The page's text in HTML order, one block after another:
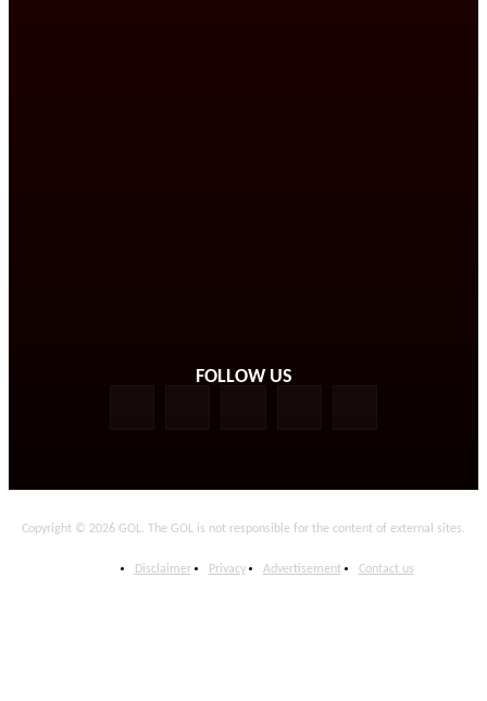
FOLLOW US
Copyright © 2026 GOL. The GOL is not responsible for the content of external sites.
Disclaimer Privacy Advertisement Contact us